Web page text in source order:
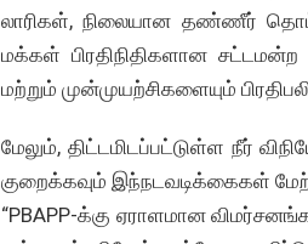
லாரிகள், நிலையான தண்ணீர்
மக்கள் பிரதிநிதிகளான சட்டமன்ற
மற்றும் முன்முயற்சிகளையும்
மேலும், திட்டமிடப்பட்டுள்ள நீர்
குறைக்கவும் இந்நடவடிக்கைகள்
“PBAPP-க்கு ஏராளமான